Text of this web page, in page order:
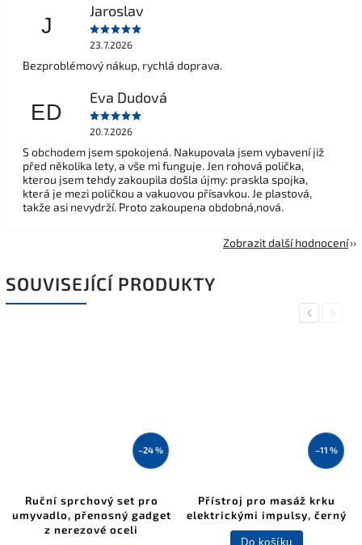
J
Jaroslav
23.7.2026
Bezproblémový nákup, rychlá doprava.
ED
Eva Dudová
20.7.2026
S obchodem jsem spokojená. Nakupovala jsem vybavení již
před několika lety, a vše mi funguje. Jen rohová polička,
kterou jsem tehdy zakoupila došla újmy: praskla spojka,
která je mezi poličkou a vakuovou přísavkou. Je plastová,
takže asi nevydrží. Proto zakoupena obdobná,nová.
Zobrazit další hodnocení
SOUVISEJÍCÍ PRODUKTY
Previous
–24 %
Ruční sprchový set pro
umyvadlo, přenosný gadget
z nerezové oceli
–11 %
Přístroj pro masáž krku
elektrickými impulsy, černý
Do košíku
Next